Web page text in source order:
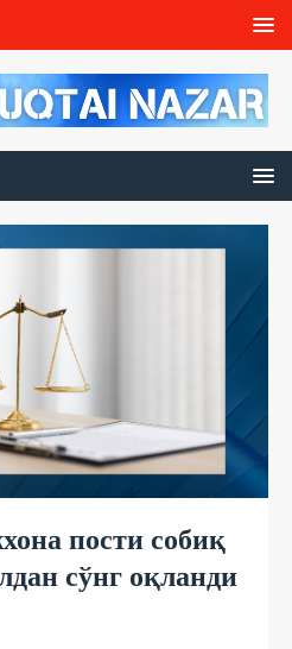
пости собиқ
сўнг оқланди